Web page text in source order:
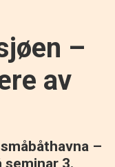
–
av
–
seminar 3.